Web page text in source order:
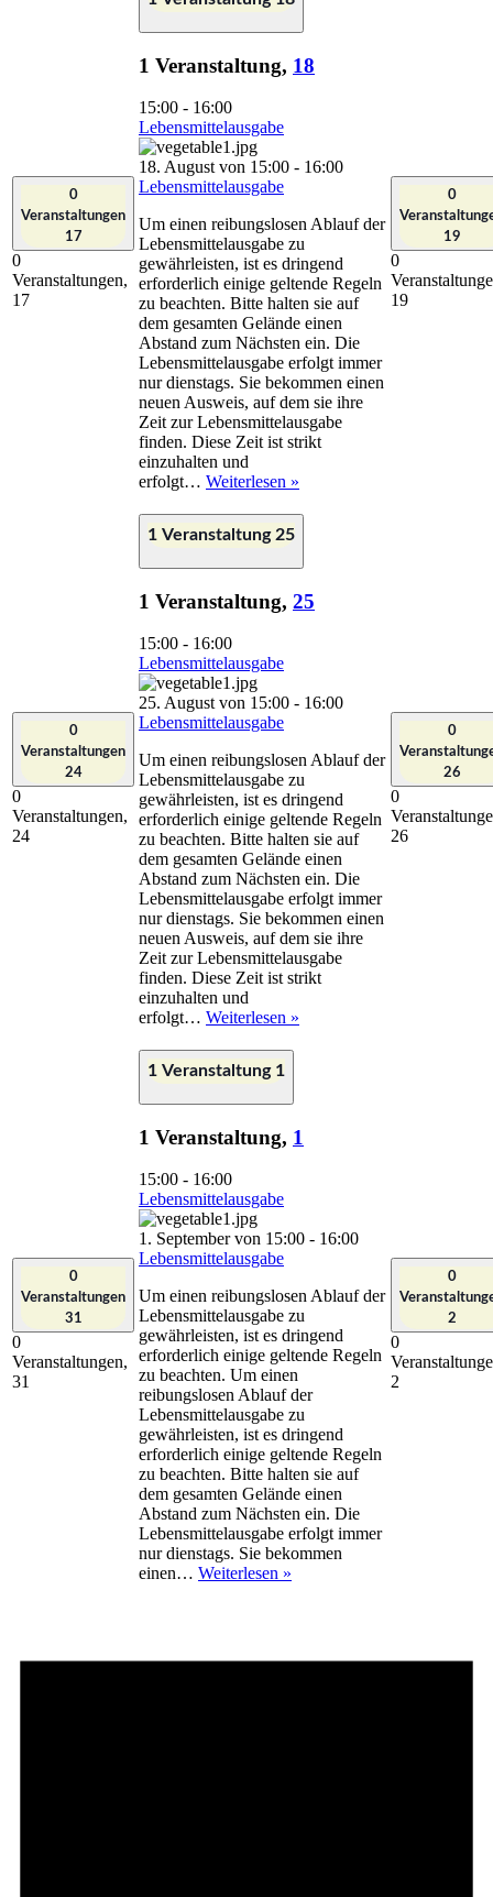
0
Veranstaltungen
17
0
Veranstaltungen,
17
1 Veranstaltung, 18
15:00 - 16:00
Lebensmittelausgabe
18. August von 15:00 - 16:00
Lebensmittelausgabe
Um einen reibungslosen Ablauf der
Lebensmittelausgabe zu
gewährleisten, ist es dringend
erforderlich einige geltende Regeln
zu beachten. Bitte halten sie auf
dem gesamten Gelände einen
Abstand zum Nächsten ein. Die
Lebensmittelausgabe erfolgt immer
nur dienstags. Sie bekommen einen
neuen Ausweis, auf dem sie ihre
Zeit zur Lebensmittelausgabe
finden. Diese Zeit ist strikt
einzuhalten und
erfolgt… Weiterlesen »
0
19
0
19
0
Veranstaltungen
24
0
Veranstaltungen,
24
1 Veranstaltung25
1 Veranstaltung, 25
15:00 - 16:00
Lebensmittelausgabe
25. August von 15:00 - 16:00
Lebensmittelausgabe
Um einen reibungslosen Ablauf der
Lebensmittelausgabe zu
gewährleisten, ist es dringend
erforderlich einige geltende Regeln
zu beachten. Bitte halten sie auf
dem gesamten Gelände einen
Abstand zum Nächsten ein. Die
Lebensmittelausgabe erfolgt immer
nur dienstags. Sie bekommen einen
neuen Ausweis, auf dem sie ihre
Zeit zur Lebensmittelausgabe
finden. Diese Zeit ist strikt
einzuhalten und
erfolgt… Weiterlesen »
0
26
0
26
0
Veranstaltungen
31
0
Veranstaltungen,
31
1 Veranstaltung 1
1 Veranstaltung, 1
15:00 - 16:00
Lebensmittelausgabe
1. September von 15:00 - 16:00
Lebensmittelausgabe
Um einen reibungslosen Ablauf der
Lebensmittelausgabe zu
gewährleisten, ist es dringend
erforderlich einige geltende Regeln
zu beachten. Um einen
reibungslosen Ablauf der
Lebensmittelausgabe zu
gewährleisten, ist es dringend
erforderlich einige geltende Regeln
zu beachten. Bitte halten sie auf
dem gesamten Gelände einen
Abstand zum Nächsten ein. Die
Lebensmittelausgabe erfolgt immer
nur dienstags. Sie bekommen
einen… Weiterlesen »
0
2
0
2